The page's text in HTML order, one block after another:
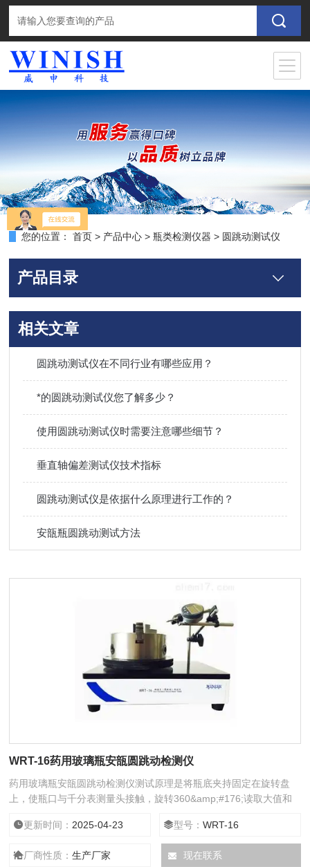
您的位置： 首页 > 产品中心 >瓶类检测仪器 > 圆跳动测试仪
产品目录
相关文章
圆跳动测试仪在不同行业有哪些应用？
*的圆跳动测试仪您了解多少？
使用圆跳动测试仪时需要注意哪些细节？
垂直轴偏差测试仪技术指标
圆跳动测试仪是依据什么原理进行工作的？
安瓿瓶圆跳动测试方法
WRT-16药用玻璃瓶安瓿圆跳动检测仪
药用玻璃瓶安瓿圆跳动检测仪测试原理是将瓶底夹持固定在旋转盘
上，使瓶口与千分表测量头接触，旋转360&amp;#176;读取大值和
更新时间： 2025-04-23 型号：WRT-16
厂商性质：生产厂家 现在联系